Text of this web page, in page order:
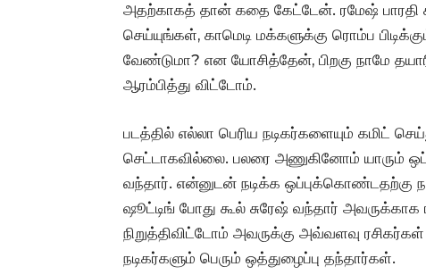
அதற்காகத் தான் கதை கேட்டேன். ரமேஷ்
செய்யுங்கள், காமெடி மக்களுக்கு ரொம்ப
வேண்டுமா? என யோசித்தேன், பிறகு நாமே
ஆரம்பித்து விட்டோம்.
படத்தில் எல்லா பெரிய நடிகர்களையும் கமிட்
செட்டாகவில்லை. பலரை அணுகினோம் யாரும்
வந்தார். என்னுடன் நடிக்க ஒப்புக்கொண்டதற்கு
ஷூட்டிங் போது கூல் சுரேஷ் வந்தார் அவருக்காக
நிறுத்திவிட்டோம் அவருக்கு அவ்வளவு
நடிகர்களும் பெரும் ஒத்துழைப்பு தந்தார்கள்.